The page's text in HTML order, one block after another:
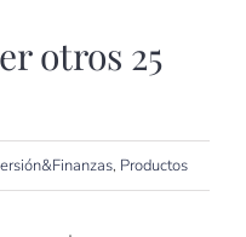
otros 25
, Productos